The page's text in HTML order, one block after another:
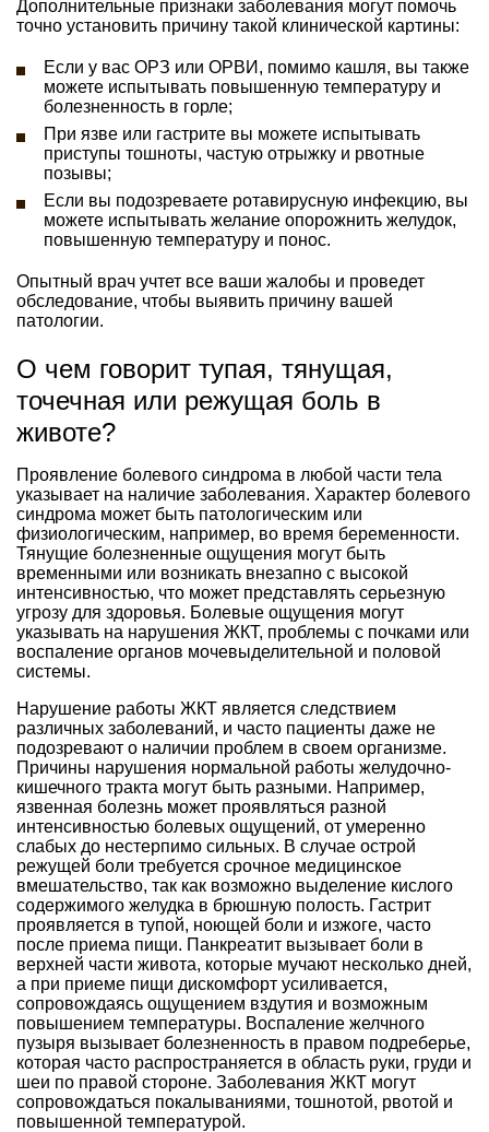
Дополнительные признаки заболевания могут помочь
точно установить причину такой клинической картины:
Если у вас ОРЗ или ОРВИ, помимо кашля, вы также
можете испытывать повышенную температуру и
болезненность в горле;
При язве или гастрите вы можете испытывать
приступы тошноты, частую отрыжку и рвотные
позывы;
Если вы подозреваете ротавирусную инфекцию, вы
можете испытывать желание опорожнить желудок,
повышенную температуру и понос.
Опытный врач учтет все ваши жалобы и проведет
обследование, чтобы выявить причину вашей
патологии.
О чем говорит тупая, тянущая,
точечная или режущая боль в
животе?
Проявление болевого синдрома в любой части тела
указывает на наличие заболевания. Характер болевого
синдрома может быть патологическим или
физиологическим, например, во время беременности.
Тянущие болезненные ощущения могут быть
временными или возникать внезапно с высокой
интенсивностью, что может представлять серьезную
угрозу для здоровья. Болевые ощущения могут
указывать на нарушения ЖКТ, проблемы с почками или
воспаление органов мочевыделительной и половой
системы.
Нарушение работы ЖКТ является следствием
различных заболеваний, и часто пациенты даже не
подозревают о наличии проблем в своем организме.
Причины нарушения нормальной работы желудочно-
кишечного тракта могут быть разными. Например,
язвенная болезнь может проявляться разной
интенсивностью болевых ощущений, от умеренно
слабых до нестерпимо сильных. В случае острой
режущей боли требуется срочное медицинское
вмешательство, так как возможно выделение кислого
содержимого желудка в брюшную полость. Гастрит
проявляется в тупой, ноющей боли и изжоге, часто
после приема пищи. Панкреатит вызывает боли в
верхней части живота, которые мучают несколько дней,
а при приеме пищи дискомфорт усиливается,
сопровождаясь ощущением вздутия и возможным
повышением температуры. Воспаление желчного
пузыря вызывает болезненность в правом подреберье,
которая часто распространяется в область руки, груди и
шеи по правой стороне. Заболевания ЖКТ могут
сопровождаться покалываниями, тошнотой, рвотой и
повышенной температурой.